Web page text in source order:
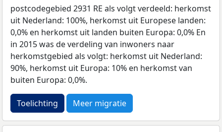
postcodegebied 2931 RE als volgt verdeeld: herkomst
uit Nederland: 100%, herkomst uit Europese landen:
0,0% en herkomst uit landen buiten Europa: 0,0% En
in 2015 was de verdeling van inwoners naar
herkomstgebied als volgt: herkomst uit Nederland:
90%, herkomst uit Europa: 10% en herkomst van
buiten Europa: 0,0%.
Toelichting Meer migratie